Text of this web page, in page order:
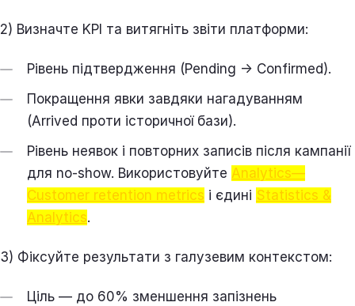
2) Визначте KPI та витягніть звіти платформи:
Рівень підтвердження (Pending → Confirmed).
Покращення явки завдяки нагадуванням
(Arrived проти історичної бази).
Рівень неявок і повторних записів після кампанії
для no-show. Використовуйте Analytics—
Customer retention metrics і єдині Statistics &
Analytics.
3) Фіксуйте результати з галузевим контекстом:
Ціль — до 60% зменшення запізнень